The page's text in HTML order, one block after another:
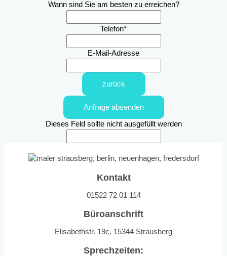
Wann sind Sie am besten zu erreichen?
Telefon*
E-Mail-Adresse
zurück
Anfrage absenden
Dieses Feld sollte nicht ausgefüllt werden
Kontakt
01522 72 01 114
Büroanschrift
Elisabethstr. 19c, 15344 Strausberg
Sprechzeiten: